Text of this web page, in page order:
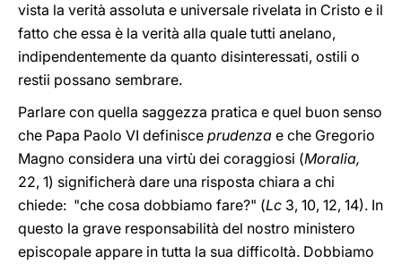
vista la verità assoluta e universale rivelata in Cristo e il
fatto che essa è la verità alla quale tutti anelano,
indipendentemente da quanto disinteressati, ostili o
restii possano sembrare.
Parlare con quella saggezza pratica e quel buon senso
che Papa Paolo VI definisce prudenza e che Gregorio
Magno considera una virtù dei coraggiosi (Moralia,
22, 1) significherà dare una risposta chiara a chi
chiede: "che cosa dobbiamo fare?" (Lc 3, 10, 12, 14). In
questo la grave responsabilità del nostro ministero
episcopale appare in tutta la sua difficoltà. Dobbiamo